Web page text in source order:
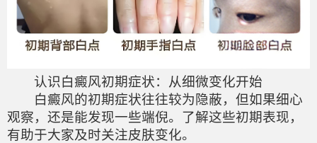
认识白癜风初期症状：从细微变化开始
白癜风的初期症状往往较为隐蔽，但如果细心
观察，还是能发现一些端倪。了解这些初期表现，
有助于大家及时关注皮肤变化。